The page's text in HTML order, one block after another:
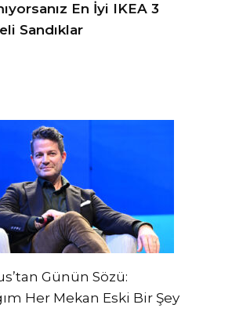
En İyi IKEA 3
Sandıklar
Günün Sözü:
Her Mekan Eski Bir Şey